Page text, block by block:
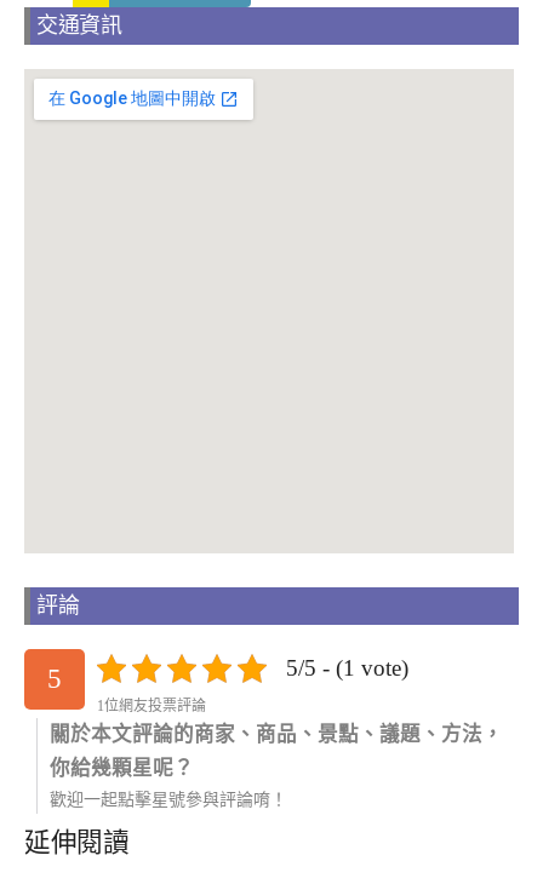
交通資訊
評論
5 5/5 - (1 vote)
1位網友投票評論
關於本文評論的商家、商品、景點、議題、方法，
你給幾顆星呢？
歡迎一起點擊星號參與評論唷！
延伸閱讀